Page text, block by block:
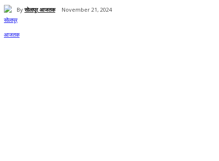
By सोलापूर आजतक November 21, 2024